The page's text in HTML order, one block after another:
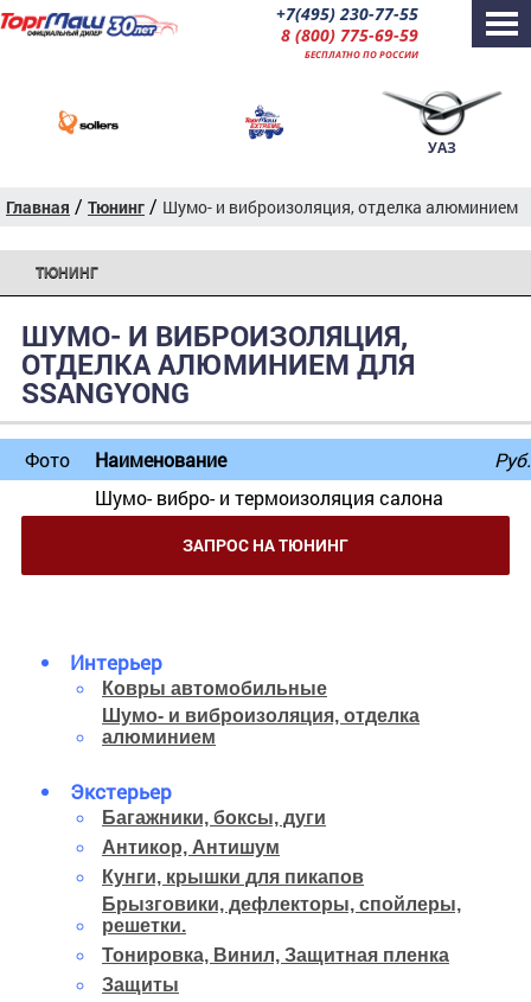
+7(495) 230-77-55
8 (800) 775-69-59
БЕСПЛАТНО ПО РОССИИ
УАЗ
Главная / Тюнинг / Шумо- и виброизоляция, отделка алюминием
ТЮНИНГ
ШУМО- И ВИБРОИЗОЛЯЦИЯ,
ОТДЕЛКА АЛЮМИНИЕМ ДЛЯ
SSANGYONG
Фото Наименование
Руб.
Шумо- вибро- и термоизоляция салона
ЗАПРОС НА ТЮНИНГ
Интерьер
Ковры автомобильные
Шумо- и виброизоляция, отделка
алюминием
Экстерьер
Багажники, боксы, дуги
Антикор, Антишум
Кунги, крышки для пикапов
Брызговики, дефлекторы, спойлеры,
решетки.
Тонировка, Винил, Защитная пленка
Защиты